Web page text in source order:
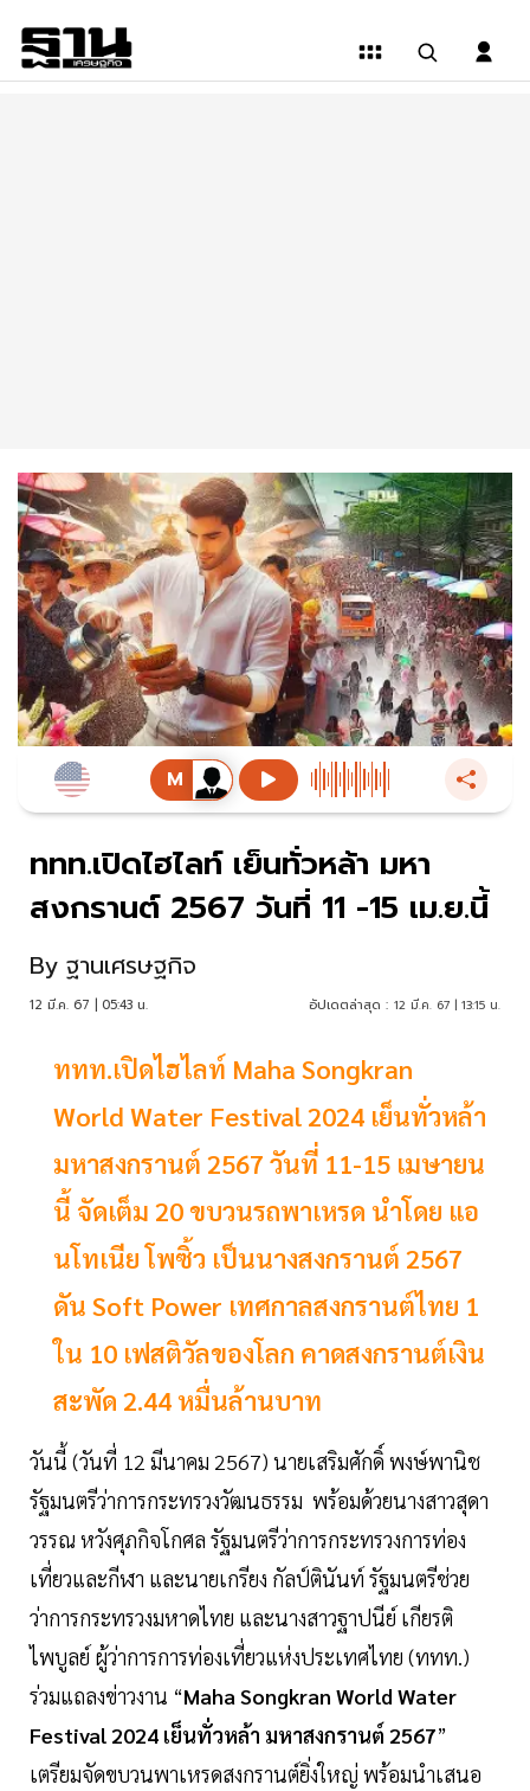
ททท.เปิดไฮไลท์ เย็นทั่วหล้า มหา
สงกรานต์ 2567 วันที่ 11 -15 เม.ย.นี้
By ฐานเศรษฐกิจ
12 มี.ค. 67 | 05:43 น. อัปเดตล่าสุด : 12 มี.ค. 67 | 13:15 น.
ททท.เปิดไฮไลท์ Maha Songkran
World Water Festival 2024 เย็นทั่วหล้า
มหาสงกรานต์ 2567 วันที่ 11-15 เมษายน
นี้ จัดเต็ม 20 ขบวนรถพาเหรด นำโดย แอ
นโทเนีย โพซิ้ว เป็นนางสงกรานต์ 2567
ดัน Soft Power เทศกาลสงกรานต์ไทย 1
ใน 10 เฟสติวัลของโลก คาดสงกรานต์เงิน
สะพัด 2.44 หมื่นล้านบาท
วันนี้ (วันที่ 12 มีนาคม 2567) นายเสริมศักดิ์ พงษ์พานิช
รัฐมนตรีว่าการกระทรวงวัฒนธรรม พร้อมด้วยนางสาวสุดา
วรรณ หวังศุภกิจโกศล รัฐมนตรีว่าการกระทรวงการท่อง
เที่ยวและกีฬา และนายเกรียง กัลป์ตินันท์ รัฐมนตรีช่วย
ว่าการกระทรวงมหาดไทย และนางสาวฐาปนีย์ เกียรติ
ไพบูลย์ ผู้ว่าการการท่องเที่ยวแห่งประเทศไทย (ททท.)
ร่วมแถลงข่าวงาน “Maha Songkran World Water
Festival 2024 เย็นทั่วหล้า มหาสงกรานต์ 2567”
เตรียมจัดขบวนพาเหรดสงกรานต์ยิ่งใหญ่ พร้อมนำเสนอ